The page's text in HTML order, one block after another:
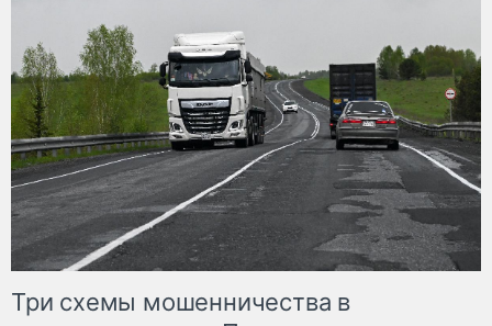
Три схемы мошенничества в